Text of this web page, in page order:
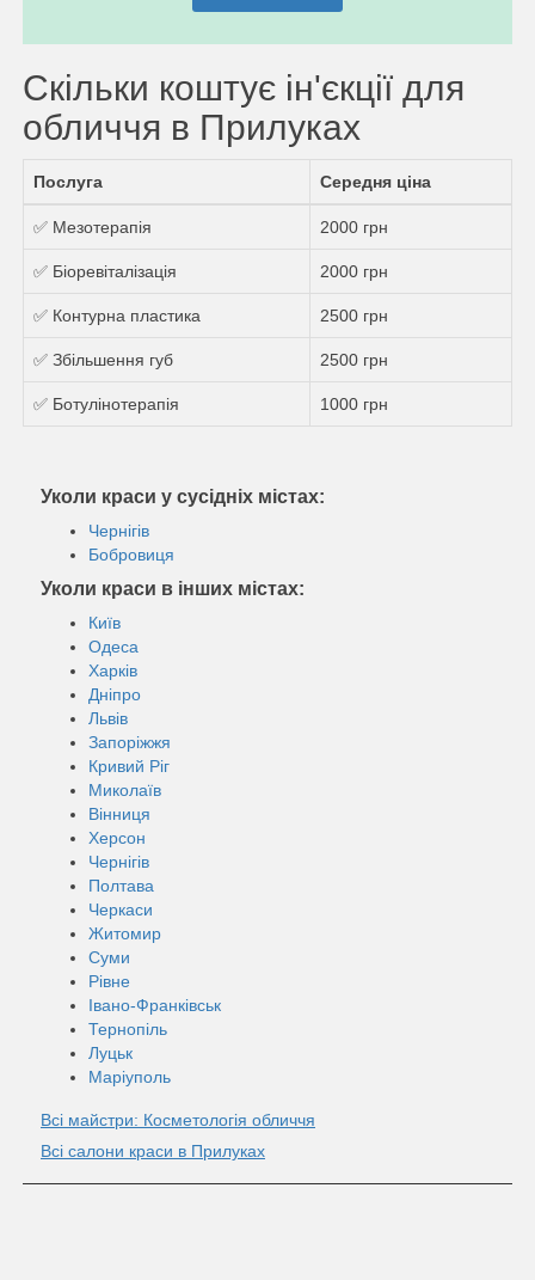
Скільки коштує ін'єкції для
обличчя в Прилуках
Послуга Середня ціна
✅ Мезотерапія 2000 грн
✅ Біоревіталізація 2000 грн
✅ Контурна пластика 2500 грн
✅ Збільшення губ 2500 грн
✅ Ботулінотерапія 1000 грн
Уколи краси у сусідніх містах:
Чернігів
Бобровиця
Уколи краси в інших містах:
Київ
Одеса
Харків
Дніпро
Львів
Запоріжжя
Кривий Ріг
Миколаїв
Вінниця
Херсон
Чернігів
Полтава
Черкаси
Житомир
Суми
Рівне
Івано-Франківськ
Тернопіль
Луцьк
Маріуполь
Всі майстри: Косметологія обличчя
Всі салони краси в Прилуках